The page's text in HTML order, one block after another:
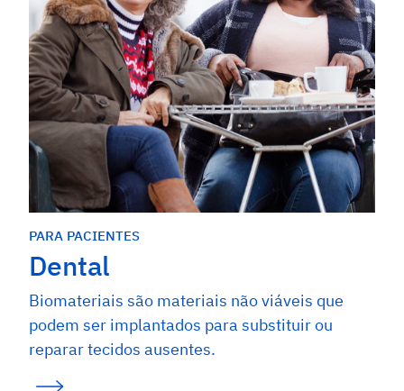
PARA PACIENTES
Dental
Biomateriais são materiais não viáveis que
podem ser implantados para substituir ou
reparar tecidos ausentes.